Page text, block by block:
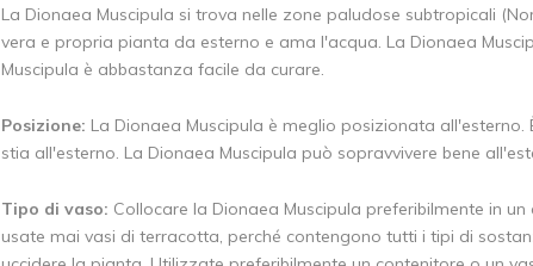
La Dionaea Muscipula si trova nelle zone paludose subtropicali
vera e propria pianta da esterno e ama l'acqua. La Dionaea
Muscipula è abbastanza facile da curare.
Posizione: La Dionaea Muscipula è meglio posizionata
stia all'esterno. La Dionaea Muscipula può sopravvivere bene
Tipo di vaso: Collocare la Dionaea Muscipula preferibilmente in
usate mai vasi di terracotta, perché contengono tutti i tipi di